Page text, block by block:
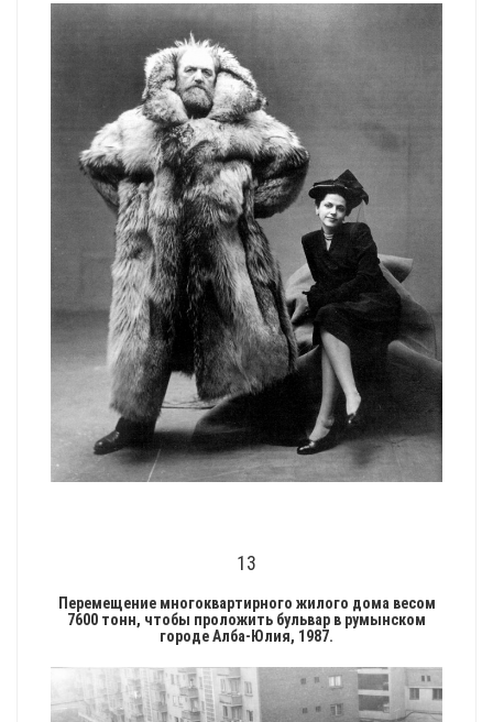
13
Перемещение многоквартирного жилого дома весом
7600 тонн, чтобы проложить бульвар в румынском
городе Алба-Юлия, 1987.